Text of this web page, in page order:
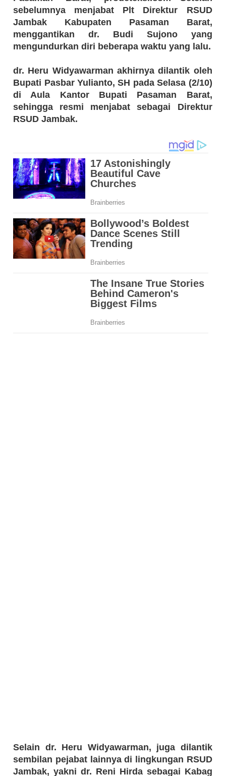
sebelumnya menjabat Plt Direktur RSUD
Jambak Kabupaten Pasaman Barat,
menggantikan dr. Budi Sujono yang
mengundurkan diri beberapa waktu yang lalu.
dr. Heru Widyawarman akhirnya dilantik oleh
Bupati Pasbar Yulianto, SH pada Selasa (2/10)
di Aula Kantor Bupati Pasaman Barat,
sehingga resmi menjabat sebagai Direktur
RSUD Jambak.
Selain dr. Heru Widyawarman, juga dilantik
sembilan pejabat lainnya di lingkungan RSUD
Jambak, yakni dr. Reni Hirda sebagai Kabag